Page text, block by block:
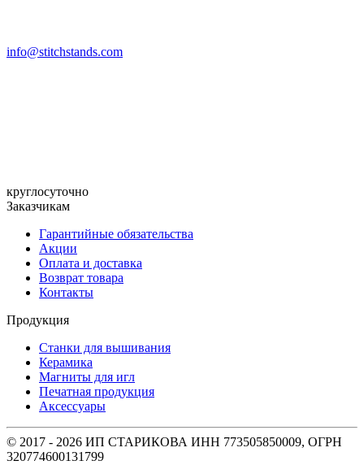
info@stitchstands.com
круглосуточно
Заказчикам
Гарантийные обязательства
Акции
Оплата и доставка
Возврат товара
Контакты
Продукция
Станки для вышивания
Керамика
Магниты для игл
Печатная продукция
Аксессуары
© 2017 - 2026 ИП СТАРИКОВА ИНН 773505850009, ОГРН
320774600131799